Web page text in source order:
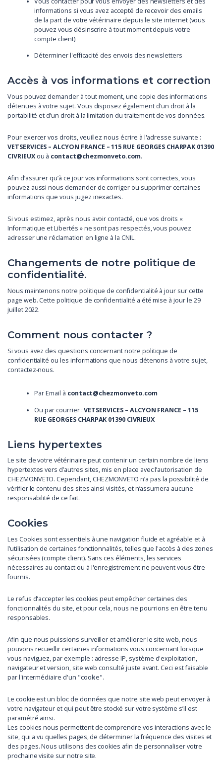
informations si vous avez accepté de recevoir des emails
de la part de votre vétérinaire depuis le site internet (vous
pouvez vous désinscrire à tout moment depuis votre
compte client)
Déterminer l'efficacité des envois des newsletters
Accès à vos informations et correction
Vous pouvez demander à tout moment, une copie des informations
détenues à votre sujet. Vous disposez également d'un droit à la
portabilité et d’un droit à la limitation du traitement de vos données.
Pour exercer vos droits, veuillez nous écrire à l'adresse suivante :
VETSERVICES – ALCYON FRANCE – 115 RUE GEORGES CHARPAK 01390
CIVRIEUXou à contact@chezmonveto.com.
Afin d’assurer qu’à ce jour vos informations sont correctes, vous
pouvez aussi nous demander de corriger ou supprimer certaines
informations que vous jugez inexactes.
Si vous estimez, après nous avoir contacté, que vos droits «
Informatique et Libertés » ne sont pas respectés, vous pouvez
adresser une réclamation en ligne à la CNIL.
Changements de notre politique de
confidentialité.
Nous maintenons notre politique de confidentialité à jour sur cette
page web. Cette politique de confidentialité a été mise à jour le 29
juillet 2022.
Comment nous contacter ?
Si vous avez des questions concernant notre politique de
confidentialité ou les informations que nous détenons à votre sujet,
contactez-nous.
Par Email à contact@chezmonveto.com
Ou par courrier :VETSERVICES – ALCYON FRANCE – 115
RUE GEORGES CHARPAK 01390 CIVRIEUX
Liens hypertextes
Le site de votre vétérinaire peut contenir un certain nombre de liens
hypertextes vers d’autres sites, mis en place avec l’autorisation de
CHEZMONVETO. Cependant, CHEZMONVETO n’a pas la possibilité de
vérifier le contenu des sites ainsi visités, et n’assumera aucune
responsabilité de ce fait.
Cookies
Les Cookies sont essentiels à une navigation fluide et agréable et à
l’utilisation de certaines fonctionnalités, telles que l'accès à des zones
sécurisées (compte client). Sans ces éléments, les services
nécessaires au contact ou à l'enregistrement ne peuvent vous être
fournis.
Le refus d'accepter les cookies peut empêcher certaines des
fonctionnalités du site, et pour cela, nous ne pourrions en être tenu
responsables.
Afin que nous puissions surveiller et améliorer le site web, nous
pouvons recueillir certaines informations vous concernant lorsque
vous naviguez, par exemple : adresse IP, système d'exploitation,
navigateur et version, site web consulté juste avant. Ceci est faisable
par l'intermédiaire d'un "cookie".
Le cookie est un bloc de données que notre site web peut envoyer à
votre navigateur et qui peut être stocké sur votre système s’il est
paramétré ainsi.
Les cookies nous permettent de comprendre vos interactions avec le
site, qui a vu quelles pages, de déterminer la fréquence des visites et
des pages. Nous utilisons des cookies afin de personnaliser votre
prochaine visite sur notre site.